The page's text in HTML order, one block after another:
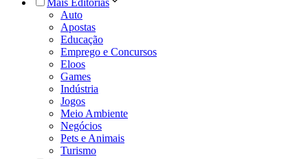
Mais Editorias
Auto
Apostas
Educação
Emprego e Concursos
Eloos
Games
Indústria
Jogos
Meio Ambiente
Negócios
Pets e Animais
Turismo